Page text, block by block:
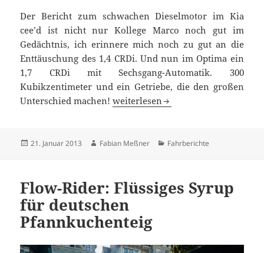
Der Bericht zum schwachen Dieselmotor im Kia
cee’d ist nicht nur Kollege Marco noch gut im
Gedächtnis, ich erinnere mich noch zu gut an die
Enttäuschung des 1,4 CRDi. Und nun im Optima ein
1,7 CRDi mit Sechsgang-Automatik. 300
Kubikzentimeter und ein Getriebe, die den großen
Unterschied machen!Power To Surprise: Kia kann doch
weiterlesen
Veröffentlicht
21. Januar 2013 Autor
Fabian Meßner Kategorien
Fahrberichte
Flow-Rider: Flüssiges Syrup
für deutschen
Pfannkuchenteig